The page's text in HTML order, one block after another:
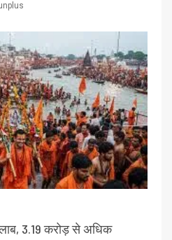
3.19 करोड़ से अधिक